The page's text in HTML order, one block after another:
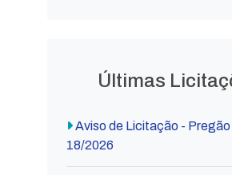
Últimas
Aviso de Licitação -
18/2026